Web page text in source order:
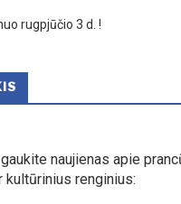
rugpjūčio 3 d. !
naujienas apie
renginius: